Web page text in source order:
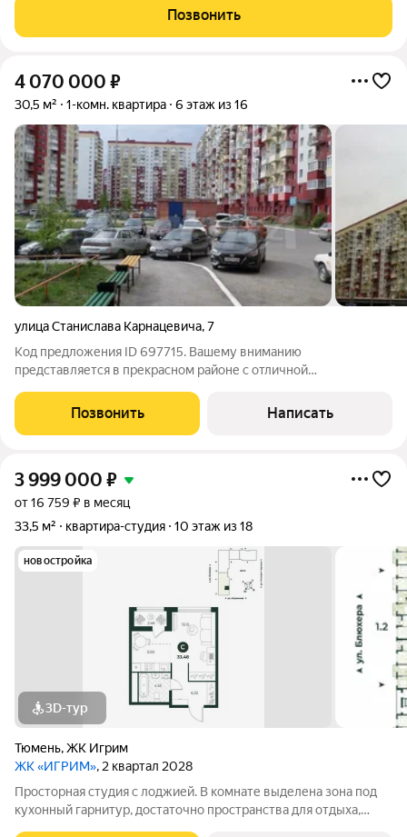
продумать каждую деталь для личного комфорта, сохранив
при этом семейную атмосферу. Уникальное
Позвонить
4 070 000 ₽
30,5 м² 1-комн. квартира 6 этаж из 16
улица Станислава Карнацевича,7
Код предложения ID 697715. Вашему вниманию
представляется в прекрасном районе с отличной
и уютного проживания. Поблизости находится очень много
торговых центров: "Кристалл", "Остров",
Позвонить Написать
3 999 000 ₽
от 16 759 ₽ в месяц
33,5 м²
квартира-студия 10 этаж из 18
новостройка
3D-тур
Тюмень,ЖК Игрим
ЖК «ИГРИМ», 2 квартал 2028
Просторная студия с лоджией. В комнате выделена зона под
кухонный гарнитур, достаточно пространства для отдыха,